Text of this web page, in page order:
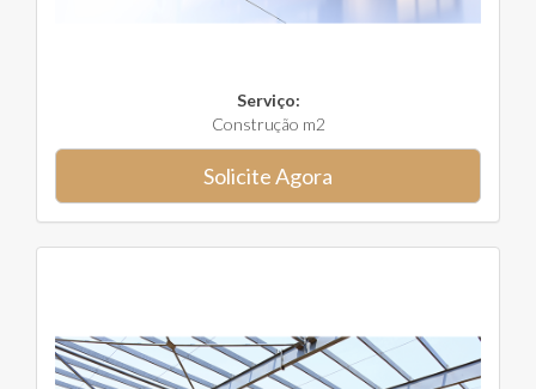
Serviço:
Construção m2
Solicite Agora